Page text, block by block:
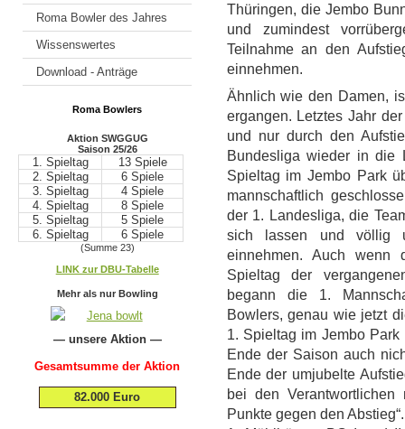
Roma Bowler des Jahres
Wissenswertes
Download - Anträge
Roma Bowlers
Aktion SWGGUG
Saison 25/26
1. Spieltag
13 Spiele
2. Spieltag
6 Spiele
3. Spieltag
4 Spiele
4. Spieltag
8 Spiele
5. Spieltag
5 Spiele
6. Spieltag
6 Spiele
(Summe 23)
LINK zur DBU-Tabelle
Mehr als nur Bowling
— unsere Aktion —
Gesamtsumme der Aktion
82.000 Euro
Thüringen, die Jembo
und zumindest
Teilnahme an den
einnehmen.
Ähnlich wie den Damen,
ergangen. Letztes Jahr
und nur durch den
Bundesliga wieder in die
Spieltag im Jembo Park
mannschaftlich
der 1. Landesliga, die
sich lassen und völlig
einnehmen. Auch wenn
Spieltag der
begann die 1.
Bowlers, genau wie jetzt
1. Spieltag im Jembo
Ende der Saison auch
Ende der umjubelte
bei den Verantwortlichen
Punkte gegen den